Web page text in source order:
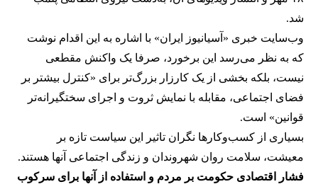
شد.
وب‌سایت خبری «آسیانیوز ایران» با اشاره به این اقدام نوشت
که به نظر می‌رسد این برخورد، صرفا یک واکنش مقطعی
نیست، بلکه بخشی از یک کارزار بزرگ‌تر برای «کنترل بیشتر بر
فضای اجتماعی، مقابله با نمایش ثروت و اجرای سختگیرانه‌تر
قوانین» است.
بسیاری از کسب‌وکارها نگران تاثیر این سیاست‌ تازه بر
معیشت، سلامت روان شهروندان و زندگی اجتماعی آنها هستند.
فشار اقتصادی حکومت بر مردم و استفاده از آنها برای سرکوب